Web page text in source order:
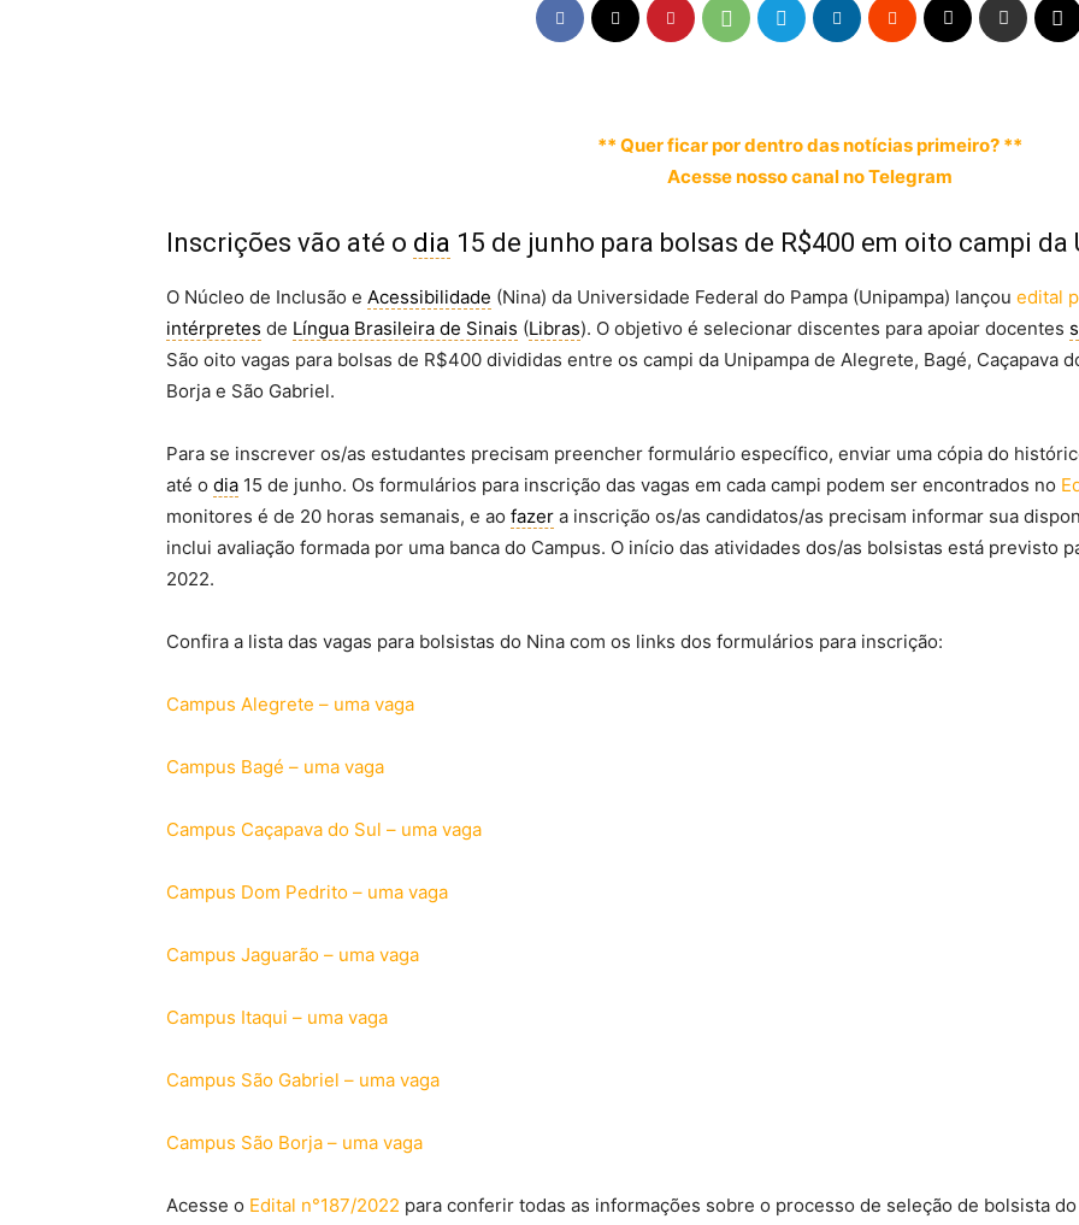
** Quer ficar por dentro das notícias primeiro? **
Acesse nosso canal no Telegram
Inscrições vão até o dia 15 de junho para bolsas de R$400 em oito campi da
O Núcleo de Inclusão e Acessibilidade (Nina) da Universidade Federal do Pampa (Unipampa) lançou edital
intérpretes de Língua Brasileira de Sinais (Libras). O objetivo é selecionar discentes para apoiar docentes
São oito vagas para bolsas de R$400 divididas entre os campi da Unipampa de Alegrete, Bagé, Caçapava
Borja e São Gabriel.
Para se inscrever os/as estudantes precisam preencher formulário específico, enviar uma cópia do
até o dia 15 de junho. Os formulários para inscrição das vagas em cada campi podem ser encontrados no
monitores é de 20 horas semanais, e ao fazer a inscrição os/as candidatos/as precisam informar sua
inclui avaliação formada por uma banca do Campus. O início das atividades dos/as bolsistas está previsto
2022.
Confira a lista das vagas para bolsistas do Nina com os links dos formulários para inscrição:
Campus Alegrete – uma vaga
Campus Bagé – uma vaga
Campus Caçapava do Sul – uma vaga
Campus Dom Pedrito – uma vaga
Campus Jaguarão – uma vaga
Campus Itaqui – uma vaga
Campus São Gabriel – uma vaga
Campus São Borja – uma vaga
Acesse o Edital n°187/2022 para conferir todas as informações sobre o processo de seleção de bolsista